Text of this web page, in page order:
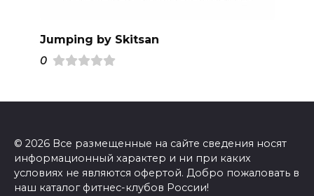
Jumping by Skitsan
0
© 2026 Все размещенные на сайте сведения носят
информационный характер и ни при каких
условиях не являются офертой. Добро пожаловать в
наш каталог фитнес-клубов России!